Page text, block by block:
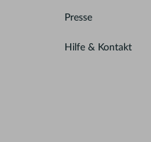
Presse
Hilfe & Kontakt